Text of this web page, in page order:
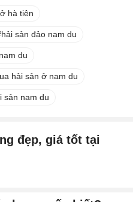
hà tiên
hải sản đảo nam du
du
hải sản ở nam du
sản nam du
đẹp, giá tốt tại